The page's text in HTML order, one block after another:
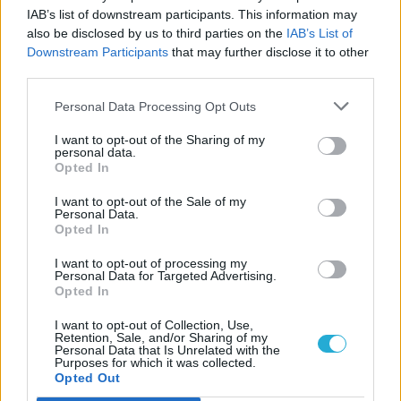
IAB’s list of downstream participants. This information may
also be disclosed by us to third parties on the IAB’s List of
Downstream Participants that may further disclose it to other
Personal Data Processing Opt Outs
I want to opt-out of the Sharing of my
personal data.
Opted In
I want to opt-out of the Sale of my
Personal Data.
Opted In
I want to opt-out of processing my
Personal Data for Targeted Advertising.
Opted In
I want to opt-out of Collection, Use,
Retention, Sale, and/or Sharing of my
Personal Data that Is Unrelated with the
Purposes for which it was collected.
Opted Out
Higgyünk, ne higgyünk?
S hogy ebből mennyi igaz? Nos, nem tudjuk,
bár azt érdemes megjegyezni, hogy a
mitológiára épülő világot korábban is
pletykálták, így ez végső soron
megerősítést nyert. A Titan megjelenése a
távoli jövőbe vész: ha el is jutnak a
Blizzardnál a publikus bétáig 2014 végére,
akkor sem várható 2015-ösnél korábbi
premier. A TitanFocus.infóról egyébként